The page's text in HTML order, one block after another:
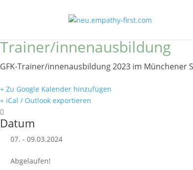
Trainer/innenausbildung
GFK-Trainer/innenausbildung 2023 im Münchener
+ Zu Google Kalender hinzufügen
+ iCal / Outlook exportieren
Datum
07. - 09.03.2024
Abgelaufen!